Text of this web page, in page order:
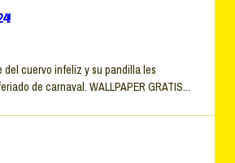
del cuervo infeliz y su pandilla les
de carnaval. WALLPAPER GRATIS...